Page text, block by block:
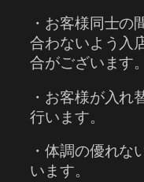
・お客様同士の
合わないよう入
合がございます。
・お客様が入れ
行います。
・体調の優れな
います。